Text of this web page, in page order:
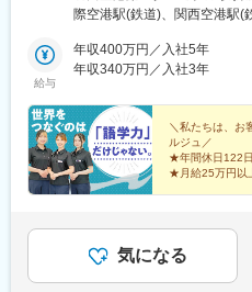
務も可能！◎東京都（23区）
埼玉：大宮◆空港◆◎東京：
中部国際空港（愛知県常滑市
県福岡市）◎沖縄：那覇空港
当社サイトをご確認ください
際空港駅(鉄道)、関西空港駅(
駅、池袋駅、新宿駅、新橋駅
(埼玉県)、仙台駅(地下鉄)、田
(東京メトロ)、内幸町駅、神
駅、仙台駅、浅草駅(ＴＸ)、
駅、大手町駅(東京都)、新宿
目駅、高輪ゲートウェイ駅
給与
年収400万円／入社5年
年収340万円／入社3年
＼私たちは、お
ルジュ／
★年間休日122
★月給25万円以
★入社祝い金10
気になる